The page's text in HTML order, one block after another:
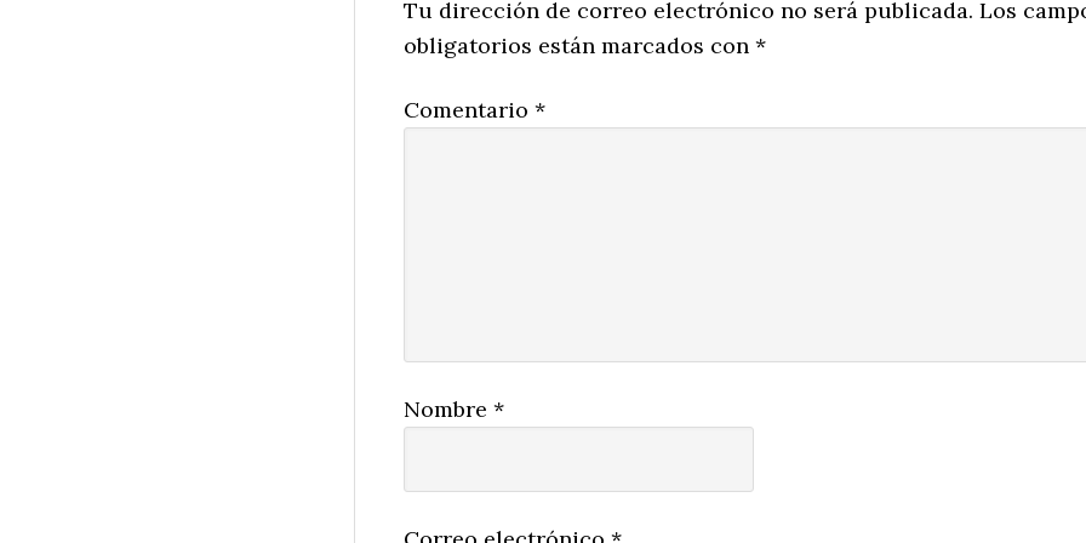
Tu dirección de correo electrónico no será publicada. Los
obligatorios están marcados con *
Comentario *
Nombre *